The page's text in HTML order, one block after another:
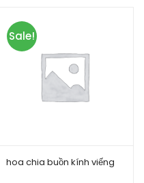
Sale!
hoa chia buồn kính viếng